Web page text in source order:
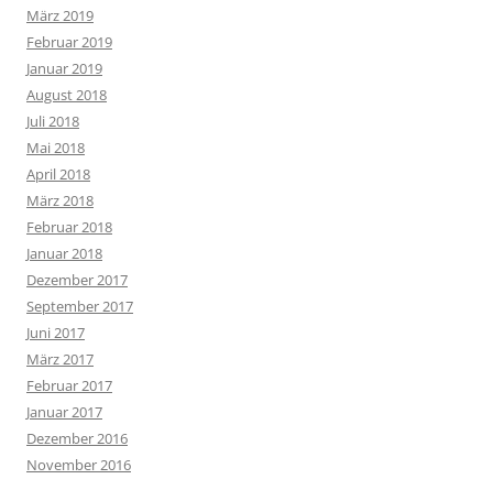
März 2019
Februar 2019
Januar 2019
August 2018
Juli 2018
Mai 2018
April 2018
März 2018
Februar 2018
Januar 2018
Dezember 2017
September 2017
Juni 2017
März 2017
Februar 2017
Januar 2017
Dezember 2016
November 2016